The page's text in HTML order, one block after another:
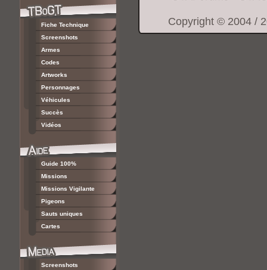
Fiche Technique
Screenshots
Armes
Codes
Artworks
Personnages
Véhicules
Succès
Vidéos
Guide 100%
Missions
Missions Vigilante
Pigeons
Sauts uniques
Cartes
Screenshots
Copyright © 2004 /